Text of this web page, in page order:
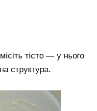
тісто — у нього
структура.